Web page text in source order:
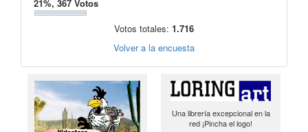
21%, 367 Votos
Votos totales: 1.716
Volver a la encuesta
Una librería excepcional en la
red ¡Pincha el logo!